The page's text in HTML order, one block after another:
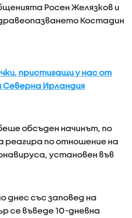
Росен Желязков и
Костадин
пристигащи у нас от
Северна Ирландия
обсъден начинът, по
реагира по отношение на
установен във
днес със заповед на
се въведе 10-дневна